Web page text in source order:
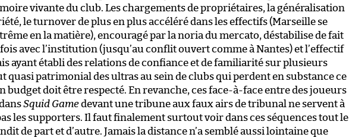
vivante du club. Les chargements de propriétaires, la généralisation
le turnover de plus en plus accéléré dans les effectifs (Marseille se
en la matière), encouragé par la noria du mercato, déstabilise de fait
avec l’institution (jusqu’au conflit ouvert comme à Nantes) et l’effectif
ayant établi des relations de confiance et de familiarité sur plusieurs
quasi patrimonial des ultras au sein de clubs qui perdent en substance ce
budget doit être respecté. En revanche, ces face-à-face entre des joueurs
Squid Gamedevant une tribune aux faux airs de tribunal ne servent à
les supporters. Il faut finalement surtout voir dans ces séquences tout le
de part et d’autre. Jamais la distance n’a semblé aussi lointaine que